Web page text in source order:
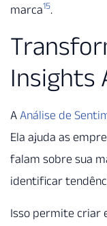
marca15.
Insights
A Análise de
Ela ajuda as
falam sobre sua
identificar
Isso permite criar